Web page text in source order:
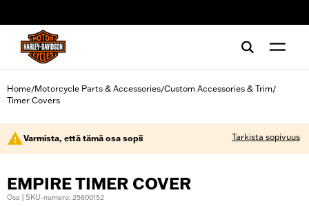
Home/Motorcycle Parts & Accessories/Custom Accessories & Trim/
Timer Covers
Varmista, että tämä osa sopii Tarkista sopivuus
EMPIRE TIMER COVER
Osa | SKU-numero: 25600152